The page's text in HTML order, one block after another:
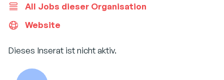
All Jobs dieser Organisation
Website
Dieses Inserat ist nicht aktiv.